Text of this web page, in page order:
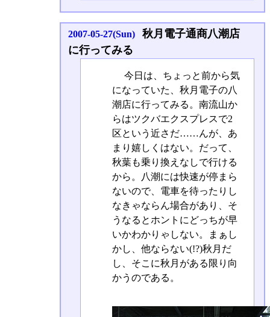
2007-05-27(Sun)
秋月電子通商八潮店
に行ってみる
今日は、ちょっと前から気
になっていた、秋月電子の八
潮店に行ってみる。南流山か
らはツクバエクスプレスで2
区という近さだ……んが、あ
まり嬉しくはない。だって、
秋葉も乗り換えなしで行ける
から。八潮には快速が停まら
ないので、電車を待ったりし
なきゃならん場合があり、そ
うなるとホントにどっちが早
いかわかりゃしない。まぁし
かし、他ならない(!?)秋月だ
し、そこに秋月がある限り向
かうのである。